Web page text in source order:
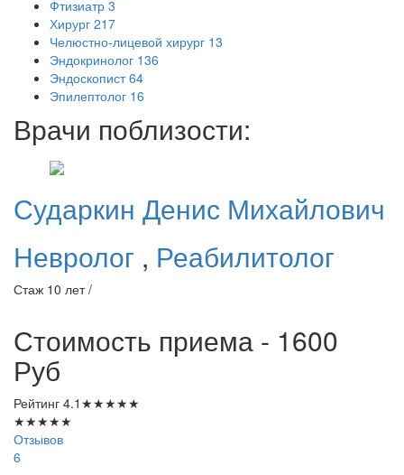
Фтизиатр 3
Хирург 217
Челюстно-лицевой хирург 13
Эндокринолог 136
Эндоскопист 64
Эпилептолог 16
Врачи поблизости:
Сударкин Денис Михайлович
Невролог , Реабилитолог
Стаж 10 лет /
Стоимость приема - 1600
Руб
Рейтинг 4.1 ★★★★★
★★★★★
Отзывов
6